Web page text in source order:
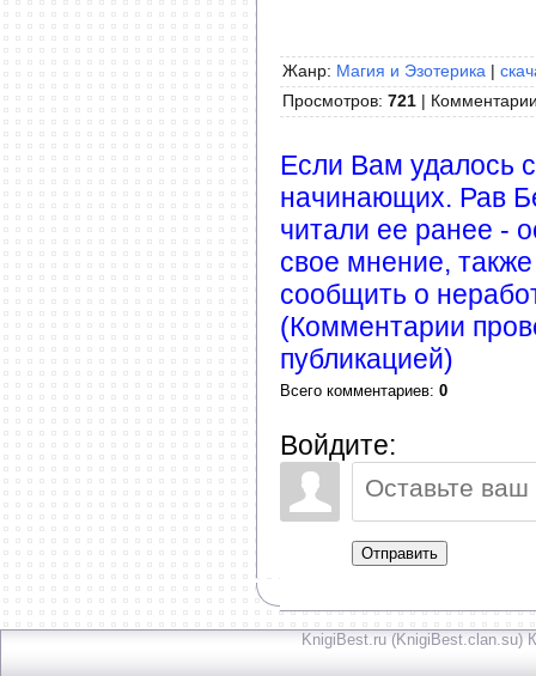
Жанр: Магия и Эзотерика |
Просмотров: 721 |
Если Вам удалось
начинающих. Рав
читали ее ранее -
свое мнение,
сообщить о
(Комментарии
публикацией)
Всего комментариев: 0
Войдите:
Отправить
KnigiBest.ru (KnigiBest.clan.su)